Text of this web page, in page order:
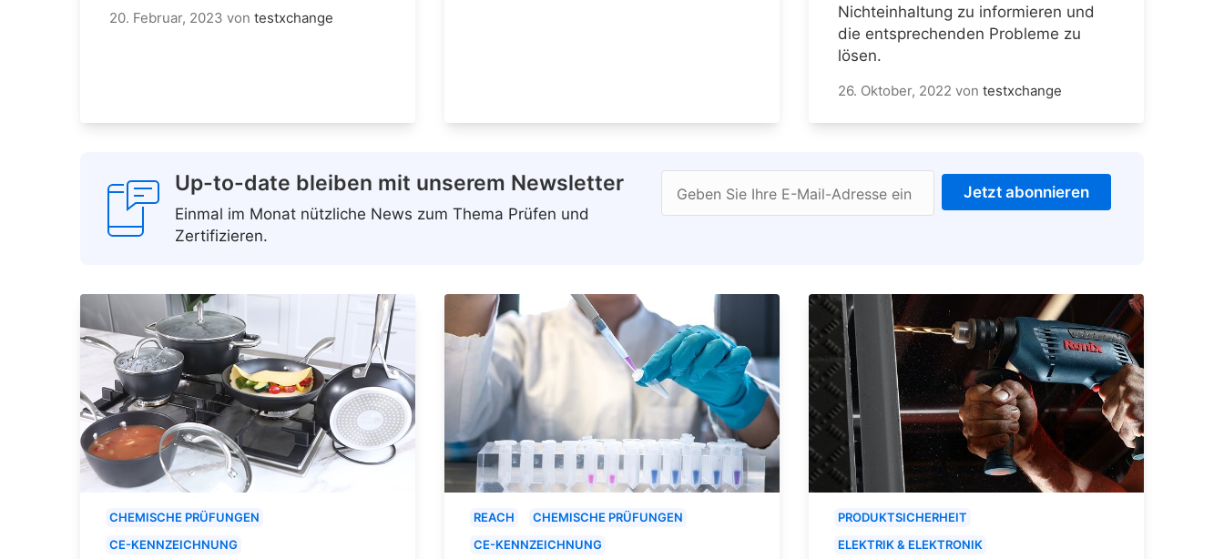
20. Februar, 2023 von testxchange
Nichteinhaltung zu informieren und
die entsprechenden Probleme zu
lösen.
26. Oktober, 2022 von testxchange
Up-to-date bleiben mit unserem Newsletter
Einmal im Monat nützliche News zum Thema Prüfen und
Zertifizieren.
Geben Sie Ihre E-Mail-Adresse ein Jetzt abonnieren
CHEMISCHE PRÜFUNGEN
CE-KENNZEICHNUNG
REACH
CHEMISCHE PRÜFUNGEN
CE-KENNZEICHNUNG
PRODUKTSICHERHEIT
ELEKTRIK & ELEKTRONIK